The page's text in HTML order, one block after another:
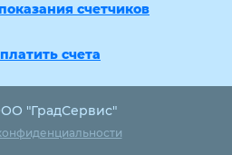
счетчиков
счета
"ГрадСервис"